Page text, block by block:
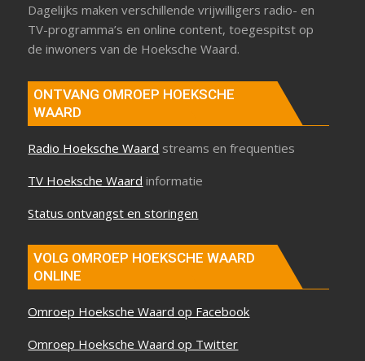
Dagelijks maken verschillende vrijwilligers radio- en
TV-programma’s en online content, toegespitst op
de inwoners van de Hoeksche Waard.
ONTVANG OMROEP HOEKSCHE
WAARD
Radio Hoeksche Waard streams en frequenties
TV Hoeksche Waard informatie
Status ontvangst en storingen
VOLG OMROEP HOEKSCHE WAARD
ONLINE
Omroep Hoeksche Waard op Facebook
Omroep Hoeksche Waard op Twitter